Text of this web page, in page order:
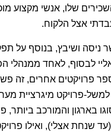
שלו, אנשי מקצוע
אצל הלקוח.
ניסה ושיבץ, בנוסף על
לבסוף, לאחד ממנהלי
פרויקטים אחרים, זה
פרויקט מיגרציית
בארגון והמורכב ביותר,
שנחת אצלי), ואילו